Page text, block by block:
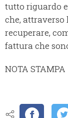
tutto riguardo
che,
recuperare,
fattura che
NOTA STAMPA